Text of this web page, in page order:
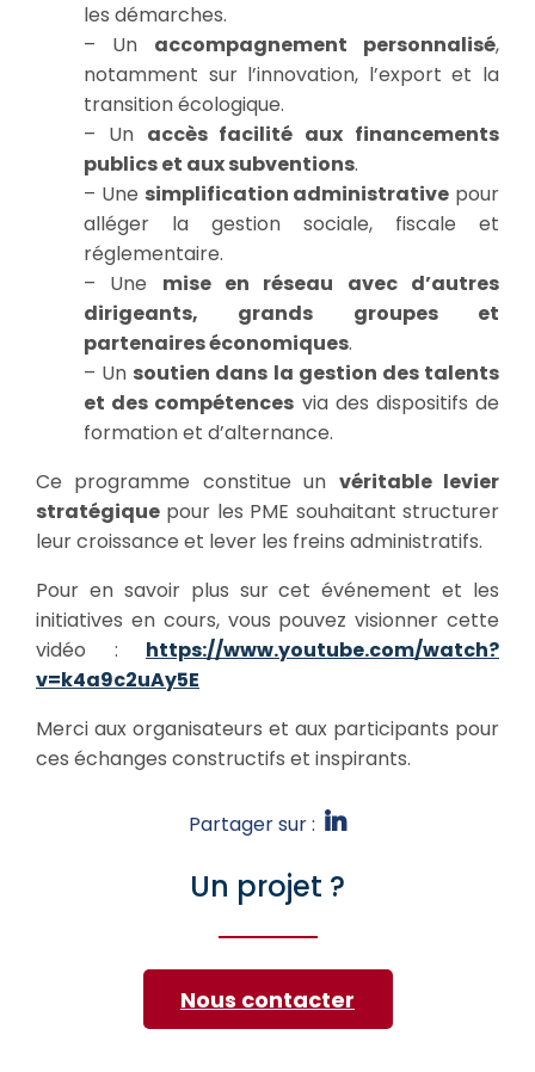
les démarches.
– Un accompagnement personnalisé,
notamment sur l’innovation, l’export et la
transition écologique.
– Un accès facilité aux financements
publics et aux subventions.
– Une simplification administrative pour
alléger la gestion sociale, fiscale et
réglementaire.
– Une mise en réseau avec d’autres
dirigeants, grands groupes et
partenaires économiques.
– Un soutien dans la gestion des talents
et des compétences via des dispositifs de
formation et d’alternance.
Ce programme constitue un véritable levier
stratégique pour les PME souhaitant structurer
leur croissance et lever les freins administratifs.
Pour en savoir plus sur cet événement et les
initiatives en cours, vous pouvez visionner cette
vidéo : https://www.youtube.com/watch?
v=k4a9c2uAy5E
Merci aux organisateurs et aux participants pour
ces échanges constructifs et inspirants.
Partager sur :
Un projet ?
Nous contacter